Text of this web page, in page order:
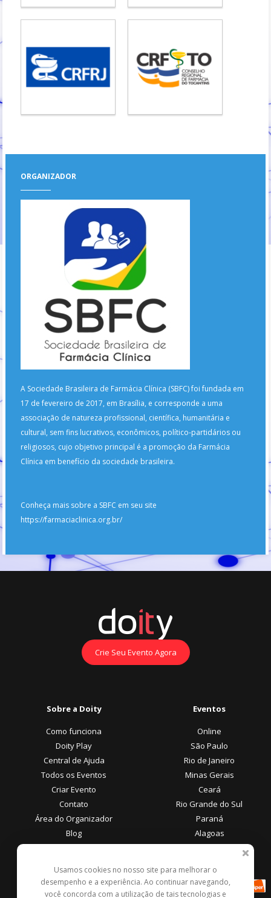
ORGANIZADOR
A Sociedade Brasileira de Farmácia Clínica (SBFC) foi fundada em
17 de fevereiro de 2017, em Brasília, e corresponde a uma
associação de natureza profissional, científica, humanitária e
cultural, sem fins lucrativos, econômicos, político-partidários ou
religiosos, cujo objetivo principal é a promoção da Farmácia
Clínica em benefício da sociedade brasileira.
Conheça mais sobre a SBFC em seu site
https://farmaciaclinica.org.br/
Crie Seu Evento Agora
Sobre a Doity
Como funciona
Doity Play
Central de Ajuda
Todos os Eventos
Criar Evento
Contato
Área do Organizador
Blog
Eventos
Online
São Paulo
Rio de Janeiro
Minas Gerais
Ceará
Rio Grande do Sul
Paraná
Alagoas
Área do Participante
Central de Ajuda
Formas de Pagamento
Usamos cookies no nosso site para melhorar o
desempenho e a experiência. Ao continuar navegando,
você concorda com a utilização de tais tecnologias e